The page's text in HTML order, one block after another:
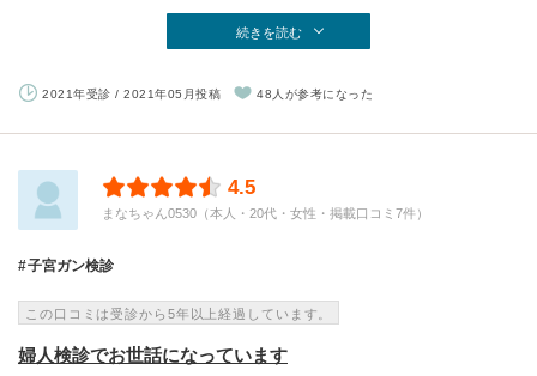
続きを読む
2021年受診 / 2021年05月投稿 48人が参考になった
4.5
まなちゃん0530（本人・20代・女性・掲載口コミ7件）
子宮ガン検診
この口コミは受診から5年以上経過しています。
婦人検診でお世話になっています